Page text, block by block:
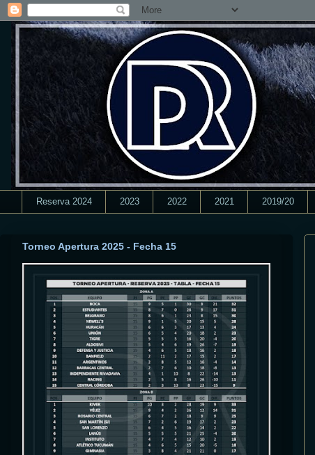
Reserva 2024 2023 2022 2021 2019/20
Torneo Apertura 2025 - Fecha 15